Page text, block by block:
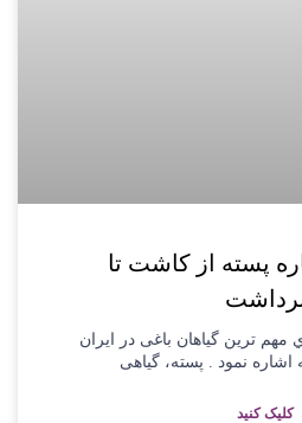
پسته از کاشت تا
ترین گیاهان باغی در ایران
اشاره نمود . پسته، گیاهی
کلیک کنید